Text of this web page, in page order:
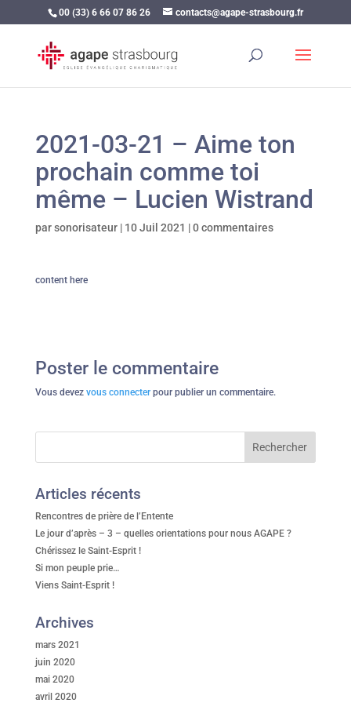
00 (33) 6 66 07 86 26 contacts@agape-strasbourg.fr
2021-03-21 – Aime ton
prochain comme toi
même – Lucien Wistrand
parsonorisateur| 10 Juil 2021 |0 commentaires
content here
Poster le commentaire
Vous devez vous connecterpour publier un commentaire.
Articles récents
Rencontres de prière de l’Entente
Le jour d’après – 3 – quelles orientations pour nous AGAPE ?
Chérissez le Saint-Esprit !
Si mon peuple prie…
Viens Saint-Esprit !
Archives
mars 2021
juin 2020
mai 2020
avril 2020